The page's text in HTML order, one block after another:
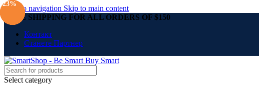
Skip to navigation Skip to main content
FREE SHIPPING FOR ALL ORDERS OF $150
Контакт
Станете Партнер
Select category
-19%
-18%
-14%
-11%
-16%
-10%
-26%
-23%